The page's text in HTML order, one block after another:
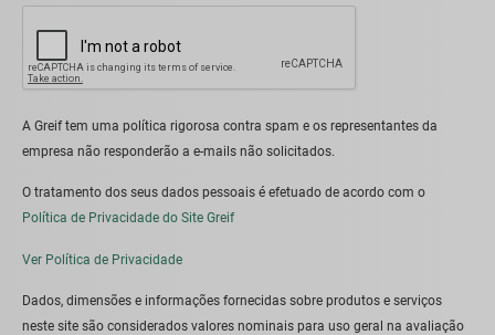
A Greif tem uma política rigorosa contra spam e os representantes da
empresa não responderão a e-mails não solicitados.
O tratamento dos seus dados pessoais é efetuado de acordo com o
Política de Privacidade do Site Greif
Ver Política de Privacidade
Dados, dimensões e informações fornecidas sobre produtos e serviços
neste site são considerados valores nominais para uso geral na avaliação